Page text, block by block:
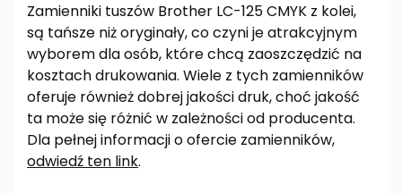
Zamienniki tuszów Brother LC-125 CMYK z kolei,
są tańsze niż oryginały, co czyni je atrakcyjnym
wyborem dla osób, które chcą zaoszczędzić na
kosztach drukowania. Wiele z tych zamienników
oferuje również dobrej jakości druk, choć jakość
ta może się różnić w zależności od producenta.
Dla pełnej informacji o ofercie zamienników,
odwiedź ten link.